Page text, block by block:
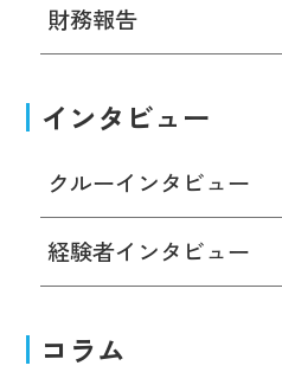
財務報告
インタビュー
クルーインタビュー
経験者インタビュー
コラム